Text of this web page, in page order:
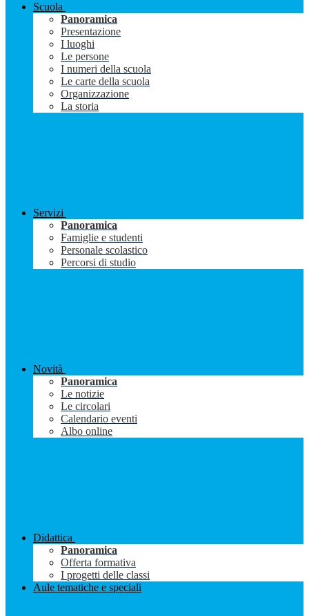
Scuola
Panoramica
Presentazione
I luoghi
Le persone
I numeri della scuola
Le carte della scuola
Organizzazione
La storia
Servizi
Panoramica
Famiglie e studenti
Personale scolastico
Percorsi di studio
Novità
Panoramica
Le notizie
Le circolari
Calendario eventi
Albo online
Didattica
Panoramica
Offerta formativa
I progetti delle classi
Aule tematiche e speciali